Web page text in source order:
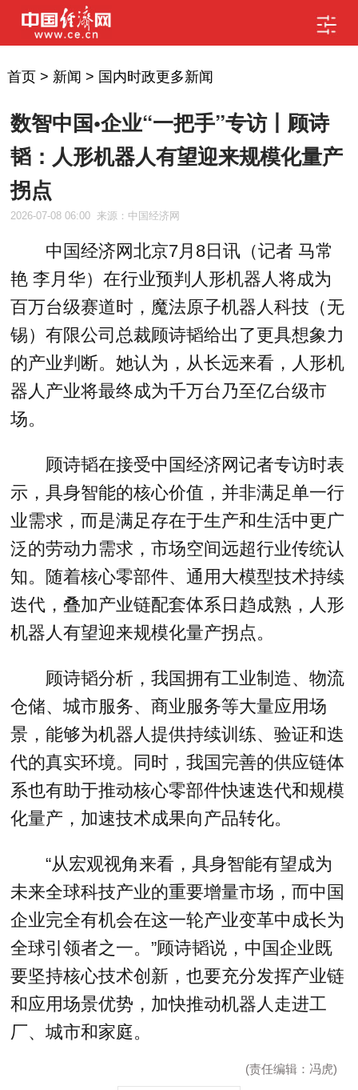
首页> 新闻 > 国内时政更多新闻
数智中国•企业“一把手”专访丨顾诗
韬：人形机器人有望迎来规模化量产
拐点
2026-07-08 06:00 来源：中国经济网
中国经济网北京7月8日讯（记者 马常
艳 李月华）在行业预判人形机器人将成为
百万台级赛道时，魔法原子机器人科技（无
锡）有限公司总裁顾诗韬给出了更具想象力
的产业判断。她认为，从长远来看，人形机
器人产业将最终成为千万台乃至亿台级市
场。
顾诗韬在接受中国经济网记者专访时表
示，具身智能的核心价值，并非满足单一行
业需求，而是满足存在于生产和生活中更广
泛的劳动力需求，市场空间远超行业传统认
知。随着核心零部件、通用大模型技术持续
迭代，叠加产业链配套体系日趋成熟，人形
机器人有望迎来规模化量产拐点。
顾诗韬分析，我国拥有工业制造、物流
仓储、城市服务、商业服务等大量应用场
景，能够为机器人提供持续训练、验证和迭
代的真实环境。同时，我国完善的供应链体
系也有助于推动核心零部件快速迭代和规模
化量产，加速技术成果向产品转化。
“从宏观视角来看，具身智能有望成为
未来全球科技产业的重要增量市场，而中国
企业完全有机会在这一轮产业变革中成长为
全球引领者之一。”顾诗韬说，中国企业既
要坚持核心技术创新，也要充分发挥产业链
和应用场景优势，加快推动机器人走进工
厂、城市和家庭。
(责任编辑：冯虎)